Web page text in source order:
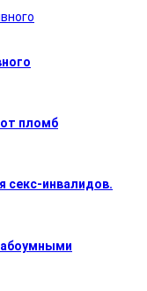
пломб
секс-инвалидов.